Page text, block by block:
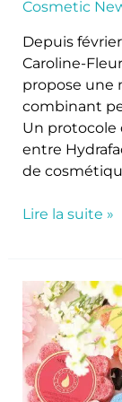
Cosmetic
Depuis
Caroline-
propose une
combinant
Un protocole
entre
de
Lire la suite »
PBI
intègre
les
marques
Spongellé®
et